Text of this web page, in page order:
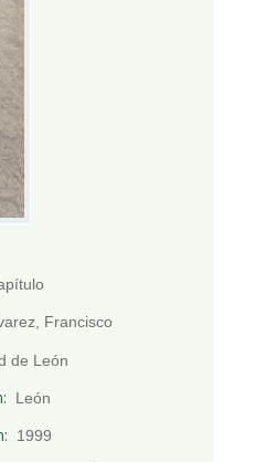
Francisco
de León
León
1999